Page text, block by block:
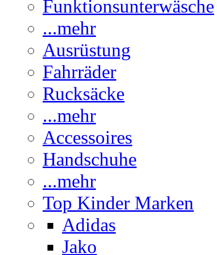
Funktionsunterwäsche
...mehr
Ausrüstung
Fahrräder
Rucksäcke
...mehr
Accessoires
Handschuhe
...mehr
Top Kinder Marken
Adidas
Jako